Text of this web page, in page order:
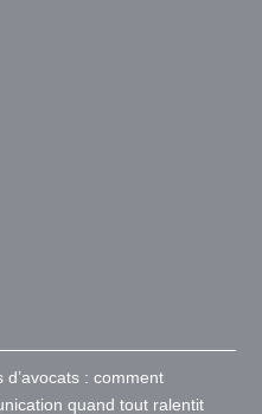
: comment
quand tout ralentit